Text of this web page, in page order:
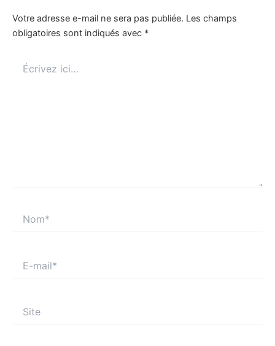
Votre adresse e-mail ne sera pas publiée. Les champs
obligatoires sont indiqués avec *
ici…
mail*